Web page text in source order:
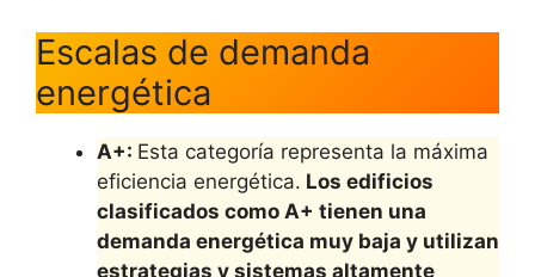
Escalas de demanda
energética
A+: Esta categoría representa la máxima
eficiencia energética. Los edificios
clasificados como A+ tienen una
demanda energética muy baja y utilizan
estrategias y sistemas altamente